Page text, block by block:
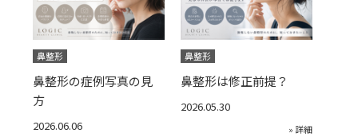
鼻整形
鼻整形の症例写真の見
方
2026.06.06
鼻整形
鼻整形は修正前提？
2026.05.30
» 詳細